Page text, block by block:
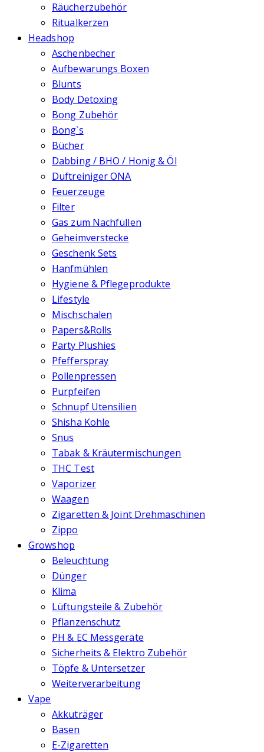
Räucherzubehör
Ritualkerzen
Headshop
Aschenbecher
Aufbewarungs Boxen
Blunts
Body Detoxing
Bong Zubehör
Bong`s
Bücher
Dabbing / BHO / Honig & Öl
Duftreiniger ONA
Feuerzeuge
Filter
Gas zum Nachfüllen
Geheimverstecke
Geschenk Sets
Hanfmühlen
Hygiene & Pflegeprodukte
Lifestyle
Mischschalen
Papers&Rolls
Party Plushies
Pfefferspray
Pollenpressen
Purpfeifen
Schnupf Utensilien
Shisha Kohle
Snus
Tabak & Kräutermischungen
THC Test
Vaporizer
Waagen
Zigaretten & Joint Drehmaschinen
Zippo
Growshop
Beleuchtung
Dünger
Klima
Lüftungsteile & Zubehör
Pflanzenschutz
PH & EC Messgeräte
Sicherheits & Elektro Zubehör
Töpfe & Untersetzer
Weiterverarbeitung
Vape
Akkuträger
Basen
E-Zigaretten